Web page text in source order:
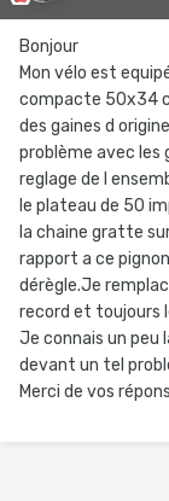
Bonjour
Mon vélo est
compacte 50x34
des gaines d
problème avec les
reglage de l
le plateau de 50
la chaine gratte
rapport a ce
dérègle.Je
record et toujours
Je connais un peu
devant un tel
Merci de vos